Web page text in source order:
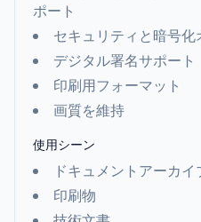
ポート
セキュリティと暗号化
デジタル署名サポート
印刷用フォーマット
画質を維持
使用シーン
ドキュメントアーカイ
印刷物